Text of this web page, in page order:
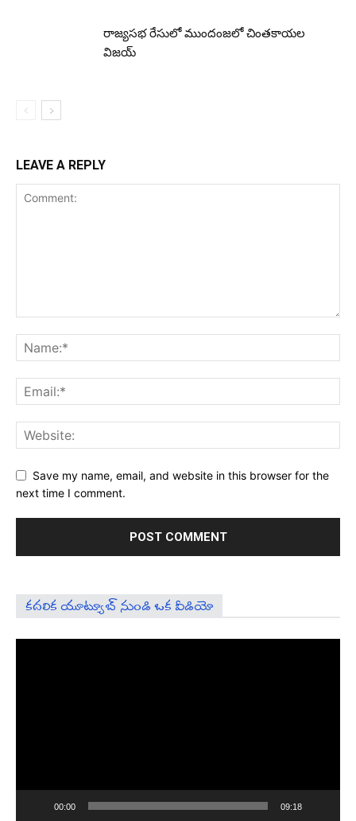
రాజ్యసభ రేసులో ముందంజలో చింతకాయల
విజయ్
LEAVE A REPLY
Save my name, email, and website in this browser for the
next time I comment.
కదలిక యూట్యూబ్ నుండి ఒక వీడియో
00:00 09:18